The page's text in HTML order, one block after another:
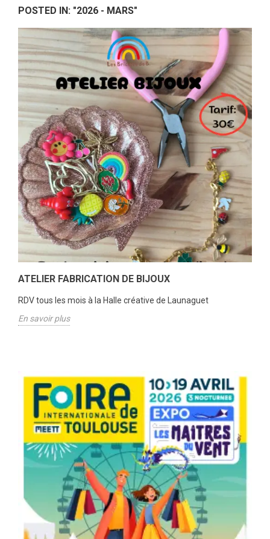
POSTED IN: "2026 - MARS"
ATELIER FABRICATION DE BIJOUX
RDV tous les mois à la Halle créative de Launaguet
En savoir plus